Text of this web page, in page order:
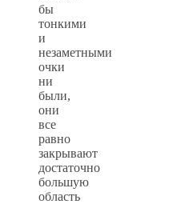
бы
тонкими
и
незаметными
очки
ни
были,
они
все
равно
закрывают
достаточно
большую
область